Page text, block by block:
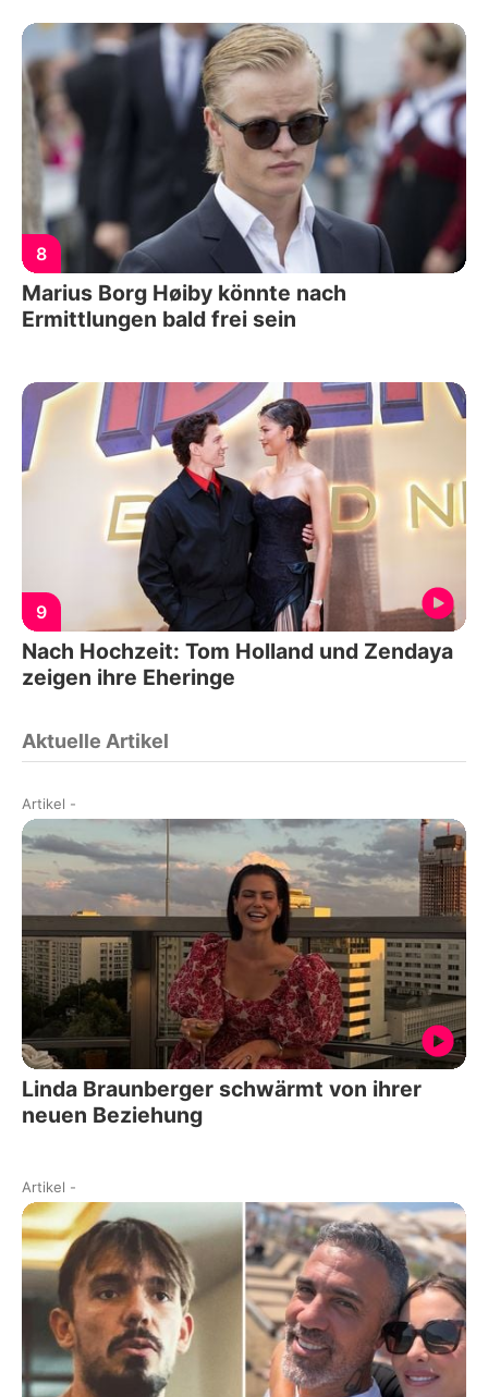
8
Marius Borg Høiby könnte nach
Ermittlungen bald frei sein
9
Nach Hochzeit: Tom Holland und Zendaya
zeigen ihre Eheringe
Aktuelle Artikel
Artikel -
Linda Braunberger schwärmt von ihrer
neuen Beziehung
Artikel -